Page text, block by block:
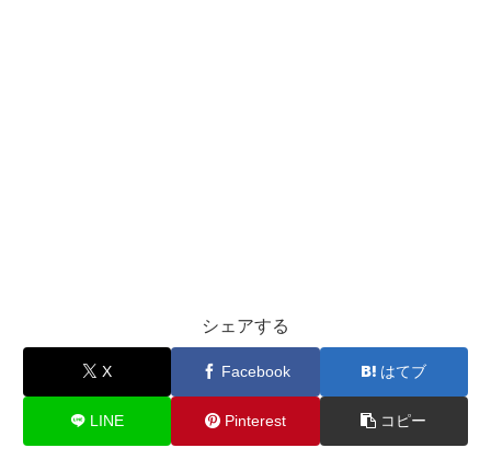
シェアする
X Facebook はてブ
LINE Pinterest コピー